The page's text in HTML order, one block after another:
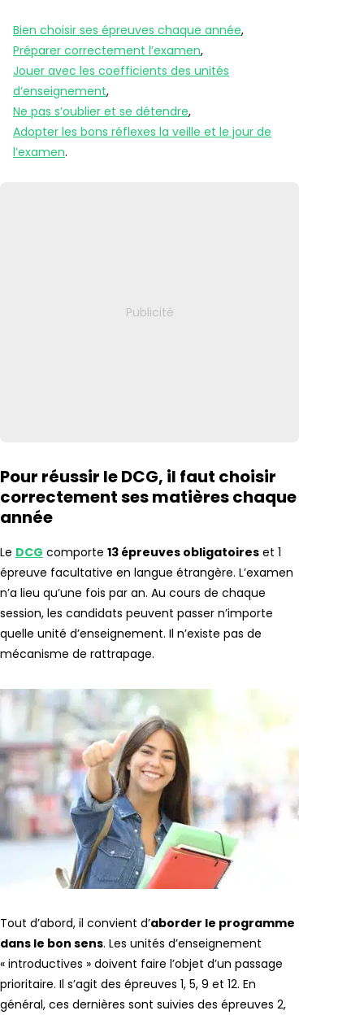
Bien choisir ses épreuves chaque année,
Préparer correctement l’examen,
Jouer avec les coefficients des unités
d’enseignement,
Ne pas s’oublier et se détendre,
Adopter les bons réflexes la veille et le jour de
l’examen.
Pour réussir le DCG, il faut choisir
correctement ses matières chaque
année
Le DCG comporte 13 épreuves obligatoires et 1
épreuve facultative en langue étrangère. L’examen
n’a lieu qu’une fois par an. Au cours de chaque
session, les candidats peuvent passer n’importe
quelle unité d’enseignement. Il n’existe pas de
mécanisme de rattrapage.
Tout d’abord, il convient d’aborder le programme
dans le bon sens. Les unités d’enseignement
« introductives » doivent faire l’objet d’un passage
prioritaire. Il s’agit des épreuves 1, 5, 9 et 12. En
général, ces dernières sont suivies des épreuves 2,